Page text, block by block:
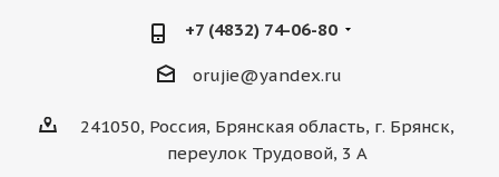
+7 (4832) 74-06-80
orujie@yandex.ru
241050, Россия, Брянская область, г. Брянск,
переулок Трудовой, 3 А